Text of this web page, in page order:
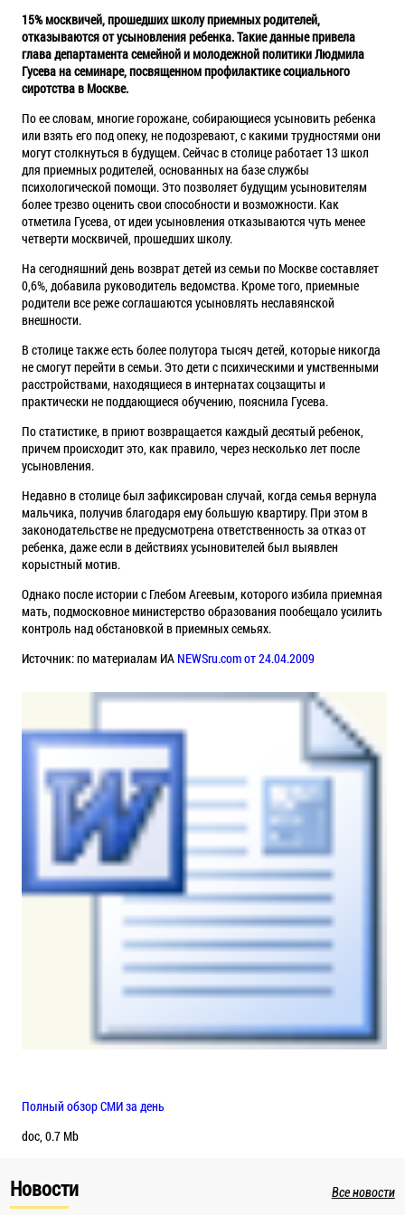
15% москвичей, прошедших школу приемных родителей,
отказываются от усыновления ребенка. Такие данные привела
глава департамента семейной и молодежной политики Людмила
Гусева на семинаре, посвященном профилактике социального
сиротства в Москве.
По ее словам, многие горожане, собирающиеся усыновить ребенка
или взять его под опеку, не подозревают, с какими трудностями они
могут столкнуться в будущем. Сейчас в столице работает 13 школ
для приемных родителей, основанных на базе службы
психологической помощи. Это позволяет будущим усыновителям
более трезво оценить свои способности и возможности. Как
отметила Гусева, от идеи усыновления отказываются чуть менее
четверти москвичей, прошедших школу.
На сегодняшний день возврат детей из семьи по Москве составляет
0,6%, добавила руководитель ведомства. Кроме того, приемные
родители все реже соглашаются усыновлять неславянской
внешности.
В столице также есть более полутора тысяч детей, которые никогда
не смогут перейти в семьи. Это дети с психическими и умственными
расстройствами, находящиеся в интернатах соцзащиты и
практически не поддающиеся обучению, пояснила Гусева.
По статистике, в приют возвращается каждый десятый ребенок,
причем происходит это, как правило, через несколько лет после
усыновления.
Недавно в столице был зафиксирован случай, когда семья вернула
мальчика, получив благодаря ему большую квартиру. При этом в
законодательстве не предусмотрена ответственность за отказ от
ребенка, даже если в действиях усыновителей был выявлен
корыстный мотив.
Однако после истории с Глебом Агеевым, которого избила приемная
мать, подмосковное министерство образования пообещало усилить
контроль над обстановкой в приемных семьях.
Источник: по материалам ИА NEWSru.com от 24.04.2009
Полный обзор СМИ за день
doc, 0.7 Mb
Новости Все новости